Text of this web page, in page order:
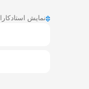
نمایش